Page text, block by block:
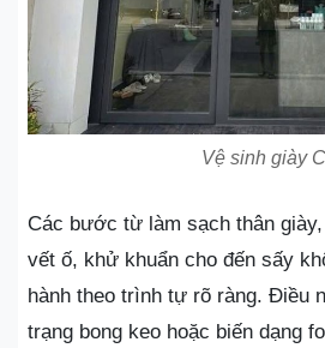
Vệ sinh giày
Các bước từ làm sạch thân
vết ố, khử khuẩn cho đến sấy
hành theo trình tự rõ ràng. Điều
trạng bong keo hoặc biến dạng